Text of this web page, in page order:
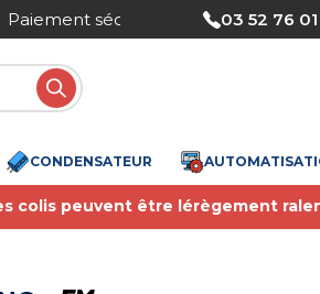
Nous
03 52 76 01
CONDENSATEUR
colis peuvent être lérègement